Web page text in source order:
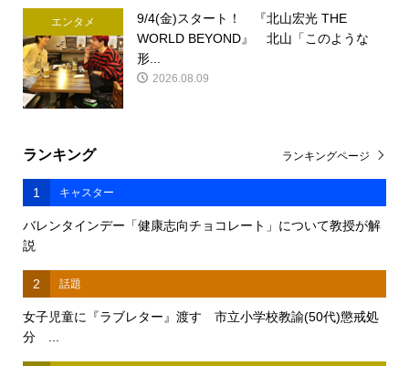
エンタメ
9/4(金)スタート！ 『北山宏光 THE
WORLD BEYOND』 北山「このような
形...
2026.08.09
ランキング
1 キャスター
バレンタインデー「健康志向チョコレート」について教授が解
説
2 話題
女子児童に『ラブレター』渡す 市立小学校教諭(50代)懲戒処
分 ...
ランキングページ